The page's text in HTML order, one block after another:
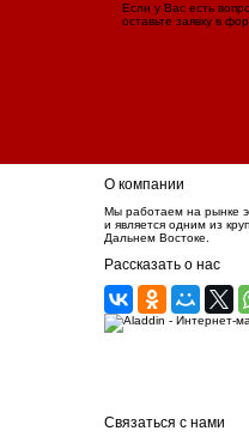
Если у Вас есть
оставьте заявку в
О компании
Мы работаем на рынке
и является одним из
Дальнем Востоке.
Рассказать о нас
Связаться с нами